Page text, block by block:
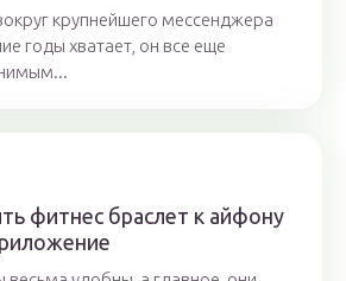
крупнейшего мессенджера
годы хватает, он все еще
фитнес браслет к айфону